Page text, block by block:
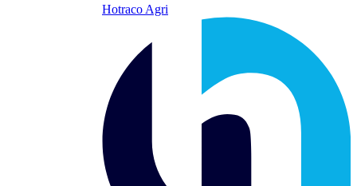
Hotraco Agri